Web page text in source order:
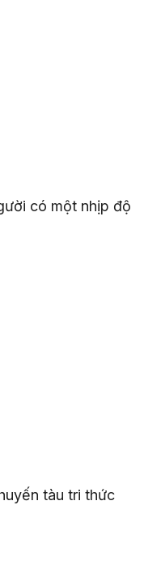
có một nhịp độ
tàu tri thức